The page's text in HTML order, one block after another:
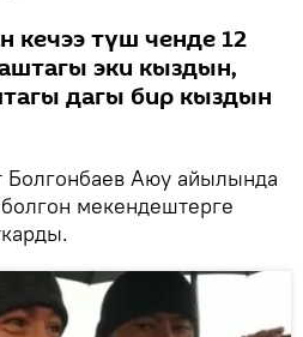
кечээ түш ченде 12
эки кыздын,
дагы бир кыздын
Болгонбаев Аюу айылында
мекендештерге